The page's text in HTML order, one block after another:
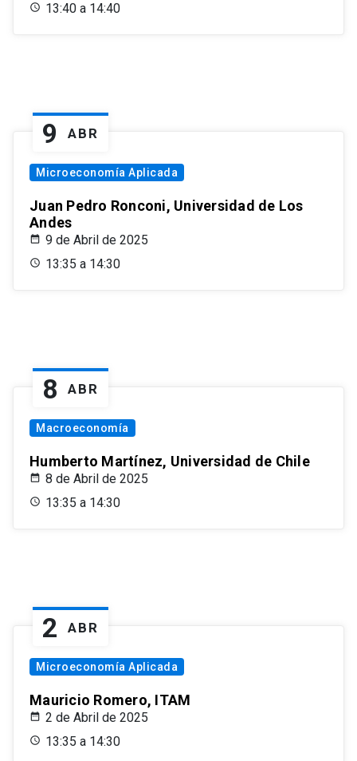
13:40 a 14:40
9 ABR
Microeconomía Aplicada
Juan Pedro Ronconi, Universidad de Los
Andes
9 de Abril de 2025
13:35 a 14:30
8 ABR
Macroeconomía
Humberto Martínez, Universidad de Chile
8 de Abril de 2025
13:35 a 14:30
2 ABR
Microeconomía Aplicada
Mauricio Romero, ITAM
2 de Abril de 2025
13:35 a 14:30